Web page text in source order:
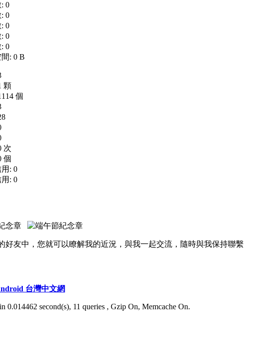
0
0
0
0
0
: 0 B
顆
個
次
個
: 0
: 0
好友中，您就可以瞭解我的近況，與我一起交流，隨時與我保持聯繫
台灣中文網
0.014462 second(s), 11 queries , Gzip On, Memcache On.